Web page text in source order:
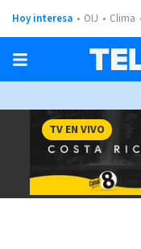
Hoy interesa OIJ Clima
TV EN VIVO